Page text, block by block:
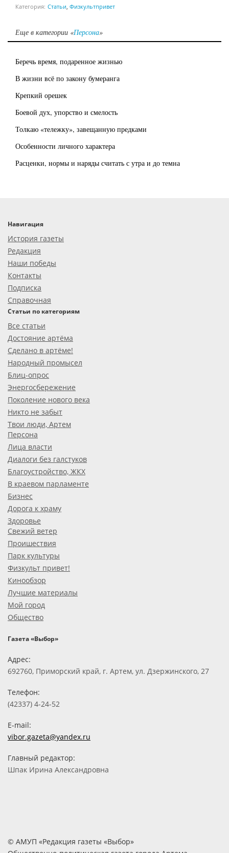
Категория: Статьи, Физкультпривет
Еще в категории «Персона»
Беречь время, подаренное жизнью
В жизни всё по закону бумеранга
Крепкий орешек
Боевой дух, упорство и смелость
Толкаю «тележку», завещанную предками
Особенности личного характера
Расценки, нормы и наряды считать с утра и до темна
Навигация
История газеты
Редакция
Наши победы
Контакты
Подписка
Справочная
Статьи по категориям
Все статьи
Достояние артёма
Сделано в артёме!
Народный промысел
Блиц-опрос
Энергосбережение
Поколение нового века
Никто не забыт
Твои люди, Артем
Персона
Лица власти
Диалоги без галстуков
Благоустройство, ЖКХ
В краевом парламенте
Бизнес
Дорога к храму
Здоровье
Свежий ветер
Проишествия
Парк культуры
Физкульт привет!
Кинообзор
Лучшие материалы
Мой город
Общество
Газета «Выбор»
Адрес:
692760, Приморский край, г. Артем, ул. Дзержинского, 27
Телефон:
(42337) 4-24-52
E-mail:
vibor.gazeta@yandex.ru
Главный редактор:
Шпак Ирина Александровна
© АМУП «Редакция газеты «Выбор»